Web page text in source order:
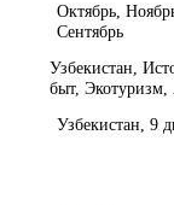
Октябрь,
Сентябрь
Узбекистан,
быт,
Узбекистан, 9